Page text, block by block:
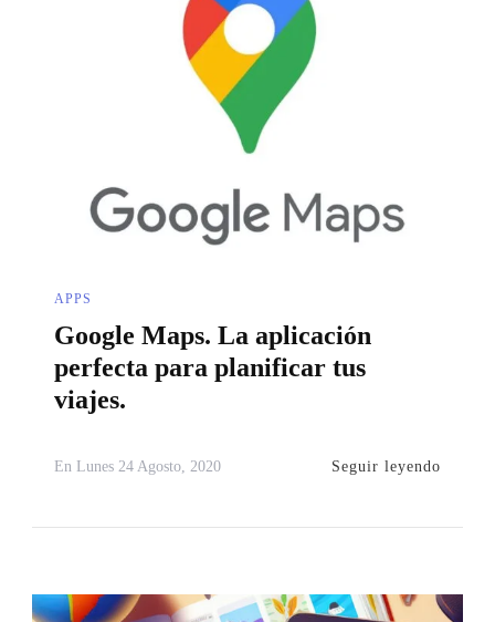
APPS
Google Maps. La aplicación
perfecta para planificar tus
viajes.
En Lunes 24 Agosto, 2020 Seguir leyendo